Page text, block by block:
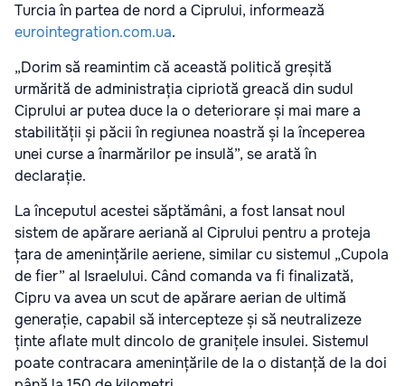
Turcia în partea de nord a Ciprului, informează
eurointegration.com.ua.
„Dorim să reamintim că această politică greșită
urmărită de administrația cipriotă greacă din sudul
Ciprului ar putea duce la o deteriorare și mai mare a
stabilității și păcii în regiunea noastră și la începerea
unei curse a înarmărilor pe insulă”, se arată în
declarație.
La începutul acestei săptămâni, a fost lansat noul
sistem de apărare aeriană al Ciprului pentru a proteja
țara de amenințările aeriene, similar cu sistemul „Cupola
de fier” al Israelului. Când comanda va fi finalizată,
Cipru va avea un scut de apărare aerian de ultimă
generație, capabil să intercepteze și să neutralizeze
ținte aflate mult dincolo de granițele insulei. Sistemul
poate contracara amenințările de la o distanță de la doi